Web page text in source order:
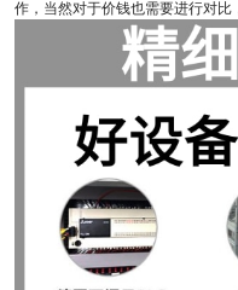
作，当然对于价钱也需要进行对比